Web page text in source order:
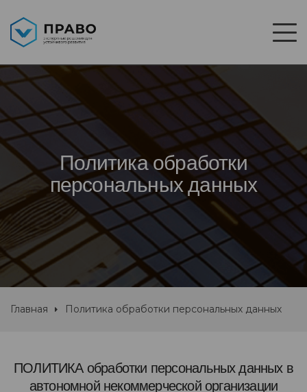
Политика обработки
персональных данных
Главная Политика обработки персональных данных
ПОЛИТИКА обработки персональных данных в
автономной некоммерческой организации